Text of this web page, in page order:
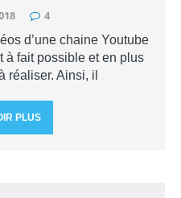
4
d’une chaine Youtube
à fait possible et en plus
réaliser. Ainsi, il
PLUS